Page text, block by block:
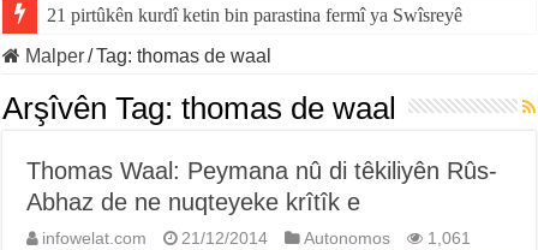
21 pirtûkên kurdî ketin bin parastina fermî ya Swîsreyê
Malper/Tag:thomas de waal
Arşîvên Tag:thomas de waal
Thomas Waal: Peymana nû di têkiliyên Rûs-
Abhaz de ne nuqteyeke krîtîk e
infowelat.com 21/12/2014 Autonomos 1,061